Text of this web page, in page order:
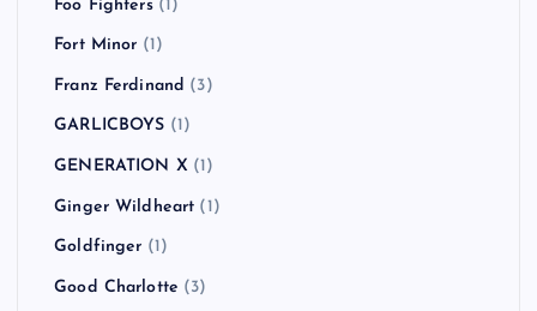
Foo Fighters(1)
Fort Minor (1)
Franz Ferdinand (3)
GARLICBOYS (1)
GENERATION X (1)
Ginger Wildheart (1)
Goldfinger (1)
Good Charlotte (3)